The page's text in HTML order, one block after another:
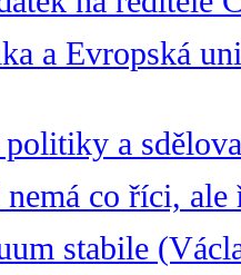
a Evropská
a
co říci,
stabile